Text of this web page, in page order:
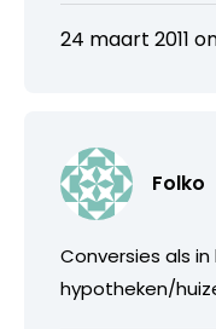
24 maart 2011
Folko
Conversies als
hypotheken/